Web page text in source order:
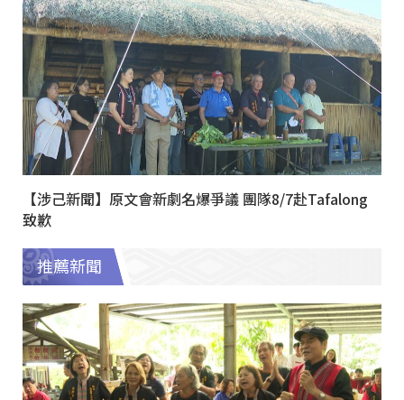
【涉己新聞】原文會新劇名爆爭議 團隊8/7赴Tafalong
致歉
推薦新聞